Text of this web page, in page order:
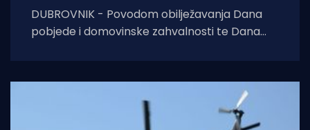
DUBROVNIK - Povodom obilježavanja Dana
pobjede i domovinske zahvalnosti te Dana
Dubrovnik